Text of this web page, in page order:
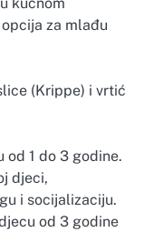
za mlađu
(Krippe) i vrtić
od 1 do 3 godine.
djeci,
i socijalizaciju.
od 3 godine